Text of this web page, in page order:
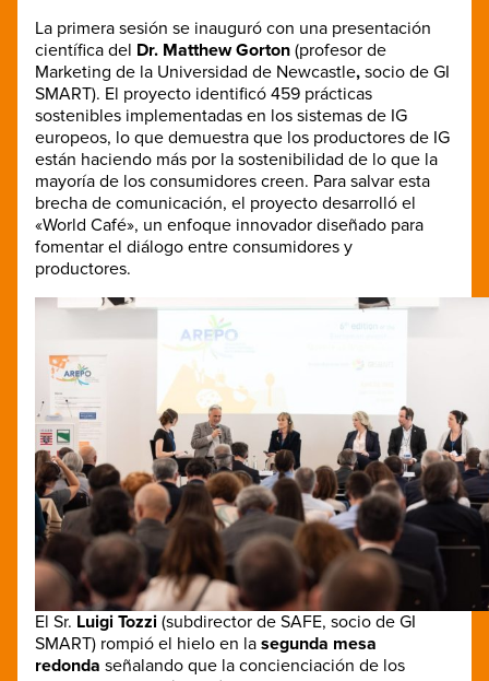
La primera sesión se inauguró con una presentación
científica del Dr. Matthew Gorton (profesor de
Marketing de la Universidad de Newcastle, socio de GI
SMART). El proyecto identificó 459 prácticas
sostenibles implementadas en los sistemas de IG
europeos, lo que demuestra que los productores de IG
están haciendo más por la sostenibilidad de lo que la
mayoría de los consumidores creen. Para salvar esta
brecha de comunicación, el proyecto desarrolló el
«World Café», un enfoque innovador diseñado para
fomentar el diálogo entre consumidores y
productores.
El Sr. Luigi Tozzi (subdirector de SAFE, socio de GI
SMART) rompió el hielo en la segunda mesa
redonda señalando que la concienciación de los